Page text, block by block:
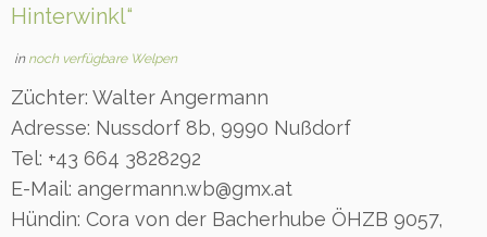
Hinterwinkl“
in noch verfügbare Welpen
Züchter: Walter Angermann
Adresse: Nussdorf 8b, 9990 Nußdorf
Tel: +43 664 3828292
E-Mail: angermann.wb@gmx.at
Hündin: Cora von der Bacherhube ÖHZB 9057,